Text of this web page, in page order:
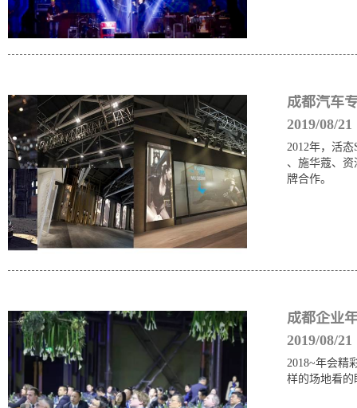
成都汽车
2019/08/21
2012年，活
、施华蔻、
牌合作。
成都企业
2019/08/21
2018~年会精
样的场地看